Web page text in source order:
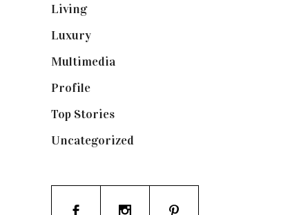
Living(337)
Luxury(664)
Multimedia(10)
Profile(8)
Top Stories(123)
Uncategorized